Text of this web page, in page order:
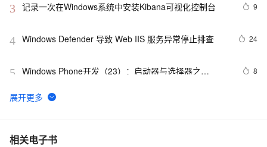
3 记录一次在Windows系统中安装Kibana可视化控制台 9
4 Windows Defender 导致 Web IIS 服务异常停止排查 24
5 Windows Phone开发（23）：启动器与选择器之
8
6 音视频windows安装ffmpeg6.0并使用vs调试源码笔记
7 Windows 7 开发系列汇总
相关电子书